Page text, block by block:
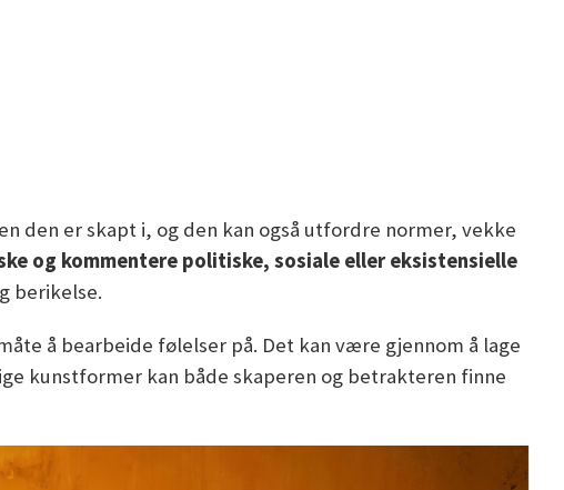
den er skapt i, og den kan også utfordre normer, vekke
og kommentere politiske, sosiale eller eksistensielle
berikelse.
å bearbeide følelser på. Det kan være gjennom å lage
kunstformer kan både skaperen og betrakteren finne